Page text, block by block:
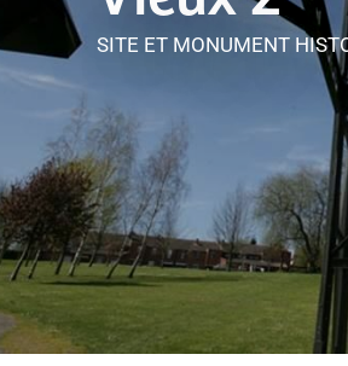
SITE ET MONUMENT